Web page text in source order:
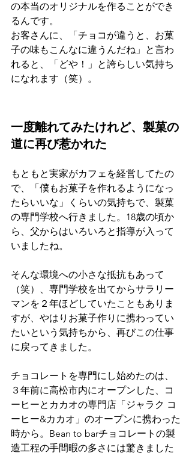
の本当のオリジナルを作ることができ
るんです。
お客さんに、「チョコが違うと、お菓
子の味もこんなに違うんだね」と言わ
れると、「どや！」と誇らしい気持ち
になれます（笑）。
一度離れてみたけれど、製菓の
道に再び惹かれた
もともと実家がカフェを経営してたの
で、「僕もお菓子を作れるようになっ
たらいいな」くらいの気持ちで、製菓
の専門学校へ行きました。18歳の頃か
ら、父からはいろいろと指導が入って
いましたね。
そんな環境への小さな抵抗もあって
（笑）、専門学校を出てからサラリー
マンを２年ほどしていたこともありま
すが、やはりお菓子作りに携わってい
たいという気持ちから、再びこの仕事
に戻ってきました。
チョコレートを専門にし始めたのは、
３年前に高松市内にオープンした、コ
ーヒーとカカオの専門店「ジャラク コ
ーヒー&カカオ」のオープンに携わった
時から。Bean to barチョコレートの製
造工程の手間暇の多さには驚きました